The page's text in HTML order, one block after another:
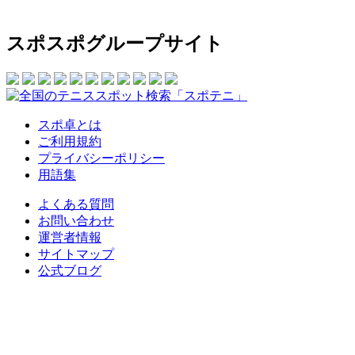
スポスポグループサイト
スポ卓とは
ご利用規約
プライバシーポリシー
用語集
よくある質問
お問い合わせ
運営者情報
サイトマップ
公式ブログ